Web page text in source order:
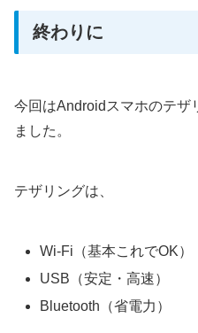
終わりに
今回はAndroidスマホのテザ
ました。
テザリングは、
Wi-Fi（基本これでOK）
USB（安定・高速）
Bluetooth（省電力）